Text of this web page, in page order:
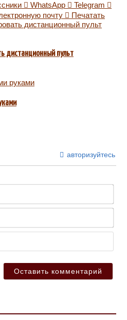
WhatsApp
Telegram
почту
Печатать
дистанционный пульт
дистанционный пульт
руками
авторизуйтесь